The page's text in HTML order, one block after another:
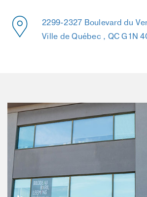
2299-2327 Boulevard du
Ville de Québec , QC G1N